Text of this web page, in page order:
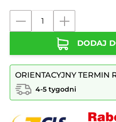
Piknikowych
ST
ławki
bez
DODAJ
ORIENTACYJNY TERMIN
4-5 tygodni